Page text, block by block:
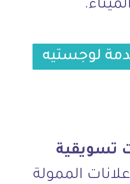
لوجستيه
تسويقية
الممولة